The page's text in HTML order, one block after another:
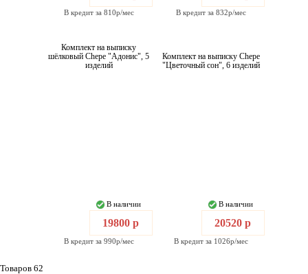
В кредит за 810р/мес В кредит за 832р/мес
Комплект на выписку
шёлковый Chepe "Адонис", 5
изделий
В наличии
19800 р
В кредит за 990р/мес
Комплект на выписку Chepe
"Цветочный сон", 6 изделий
В наличии
20520 р
В кредит за 1026р/мес
Товаров 62